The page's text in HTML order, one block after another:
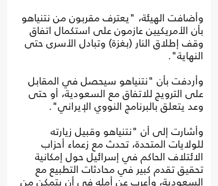
وأضافت الهيئة، "يعترف مقربون من نتنياهو
بأن الأمريكيين عازمون على استكمال اتفاق
وقف إطلاق النار (بغزة) وتبادل الأسرى حتى
النهاية".
وأردفت بأن "نتنياهو سيحصل في المقابل
على الترويج للاتفاق مع السعودية، أو حتى
وعد يتعلق بالبرنامج النووي الإيراني".
وأشارت إلى أن "نتنياهو وقبيل زيارته
للولايات المتحدة، تحدث مع زعماء أحزاب
الائتلاف الحاكم في إسرائيل حول إمكانية
تحقيق تقدم كبير في محادثات التطبيع مع
السعودية، وأعرب عن أمله في أن يتمكن من